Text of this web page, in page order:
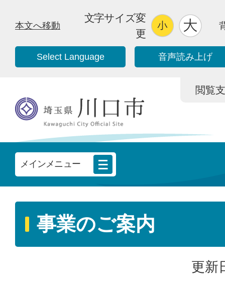
本文へ移動
文字サイズ変
更
Select Language 音声読み上げ
閲覧
メインメニュー
事業のご案内
更新